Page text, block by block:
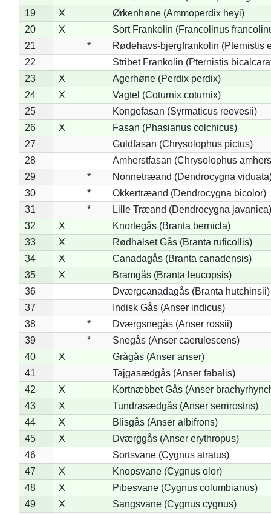
19
X
Ørkenhøne (Ammoperdix heyi)
20
X
Sort Frankolin (Francolinus
21
*
Rødehavs-bjergfrankolin (Pternistis
22
Stribet Frankolin (Pternistis
23
X
Agerhøne (Perdix perdix)
24
X
Vagtel (Coturnix coturnix)
25
Kongefasan (Syrmaticus reevesii)
26
X
Fasan (Phasianus colchicus)
27
Guldfasan (Chrysolophus pictus)
28
Amherstfasan (Chrysolophus
29
*
Nonnetræand (Dendrocygna
30
*
Okkertræand (Dendrocygna bicolor)
31
*
Lille Træand (Dendrocygna javanica)
32
X
Knortegås (Branta bernicla)
33
X
Rødhalset Gås (Branta ruficollis)
34
X
Canadagås (Branta canadensis)
35
X
Bramgås (Branta leucopsis)
36
Dværgcanadagås (Branta hutchinsii)
37
Indisk Gås (Anser indicus)
38
*
Dværgsnegås (Anser rossii)
39
*
Snegås (Anser caerulescens)
40
X
Grågås (Anser anser)
41
Tajgasædgås (Anser fabalis)
42
X
Kortnæbbet Gås (Anser
43
X
Tundrasædgås (Anser serrirostris)
44
X
Blisgås (Anser albifrons)
45
X
Dværggås (Anser erythropus)
46
Sortsvane (Cygnus atratus)
47
X
Knopsvane (Cygnus olor)
48
X
Pibesvane (Cygnus columbianus)
49
X
Sangsvane (Cygnus cygnus)